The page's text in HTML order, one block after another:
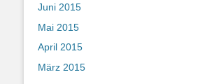
Juni 2015
Mai 2015
April 2015
März 2015